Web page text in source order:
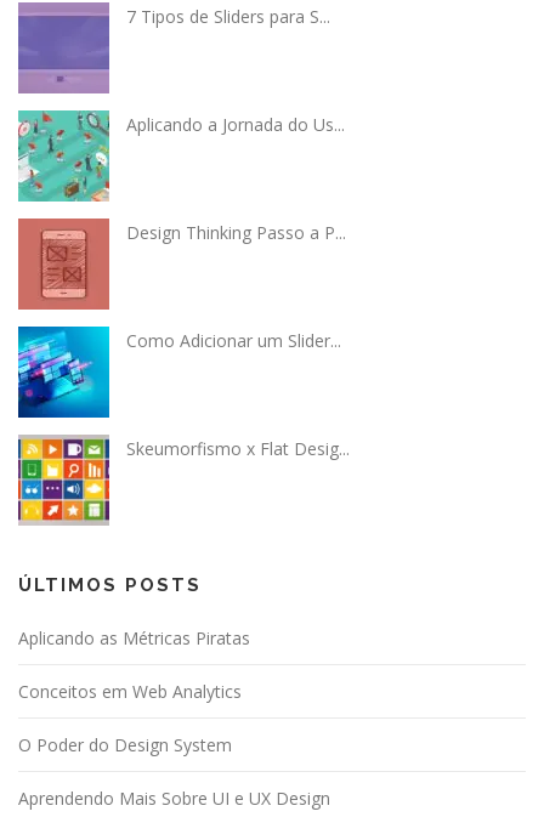
7 Tipos de Sliders para S...
Aplicando a Jornada do Us...
Design Thinking Passo a P...
Como Adicionar um Slider...
Skeumorfismo x Flat Desig...
ÚLTIMOS POSTS
Aplicando as Métricas Piratas
Conceitos em Web Analytics
O Poder do Design System
Aprendendo Mais Sobre UI e UX Design